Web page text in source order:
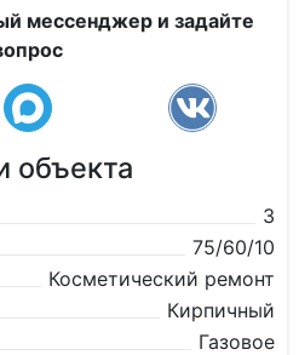
мессенджер и задайте
объекта
3
75/60/10
Косметический ремонт
Кирпичный
Газовое